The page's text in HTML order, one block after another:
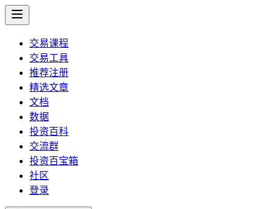
交易课程
交易工具
推荐注册
精选文章
文档
数据
投资百科
交流群
投资百宝箱
社区
登录